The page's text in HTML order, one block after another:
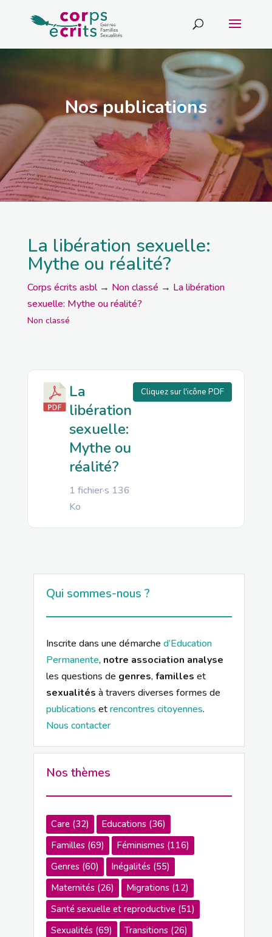
Nos publications
La libération sexuelle:
Mythe ou réalité?
Corps écrits asbl→ Non classé → La libération
sexuelle: Mythe ou réalité?
Non classé
La
libération
sexuelle:
Mythe ou
réalité?
1 fichier·s 136
Ko
Cliquez sur l'icône PDF
Qui sommes-nous ?
Inscrite dans une démarche d’Education
Permanente, notre association analyse
les questions de genres,familles et
sexualités à travers diverses formes de
publications etrencontres citoyennes.
Nous contacter
Nos thèmes
Care(32) Educations(36)
Familles(69) Féminismes(116)
Genres(60) Inégalités(55)
Maternités(26) Migrations(12)
Santé sexuelle et reproductive(51)
Sexualités(69) Transitions(26)